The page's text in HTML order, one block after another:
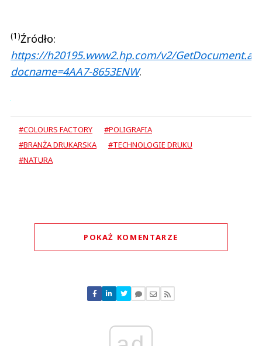
(1)Źródło:
https://h20195.www2.hp.com/v2/
docname=4AA7-8653ENW.
#COLOURS FACTORY
#POLIGRAFIA
#BRANŻA DRUKARSKA
#TECHNOLOGIE DRUKU
#NATURA
POKAŻ KOMENTARZE
Nie znaleziono komentarzy
Zostaw swoje komentarze